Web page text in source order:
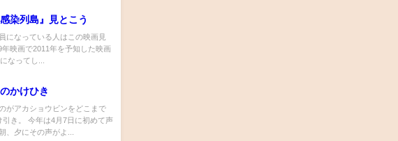
染列島』見とこう
になっている人はこの映画見
映画で2011年を予知した映画
なってし...
かけひき
がアカショウビンをどこまで
引き。 今年は4月7日に初めて声
、夕にその声がよ...